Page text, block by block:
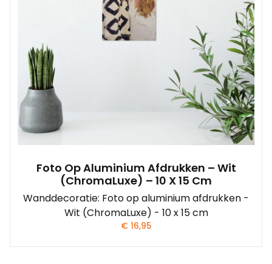
Foto Op Aluminium Afdrukken – Wit
(ChromaLuxe) – 10 X 15 Cm
Wanddecoratie: Foto op aluminium afdrukken -
Wit (ChromaLuxe) - 10 x 15 cm
€ 16,95